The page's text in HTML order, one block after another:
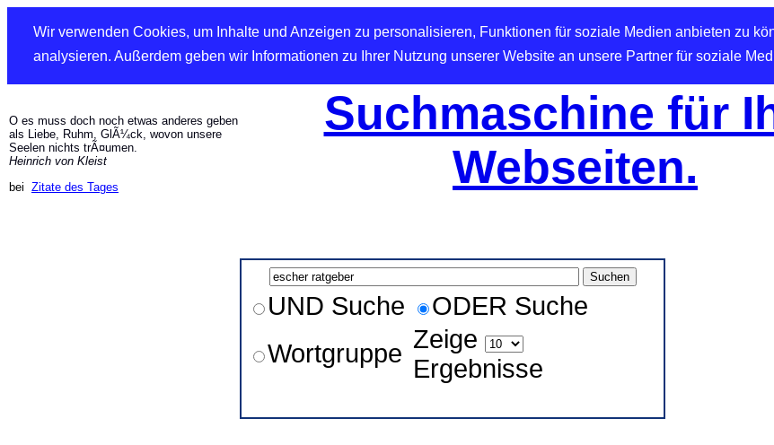
Wir verwenden Cookies, um Inhalte und Anzeigen zu personalisieren, Funktionen für soziale Medien anbieten zu
analysieren. Außerdem geben wir Informationen zu Ihrer Nutzung unserer Website an unsere Partner für soziale
O es muss doch noch etwas anderes geben
als Liebe, Ruhm, GlÃ¼ck, wovon unsere
Seelen nichts trÃ¤umen.
Heinrich von Kleist
bei Zitate des Tages
Suchmaschine für
Webseiten.
UND Suche
ODER Suche
Wortgruppe Zeige
Ergebnisse